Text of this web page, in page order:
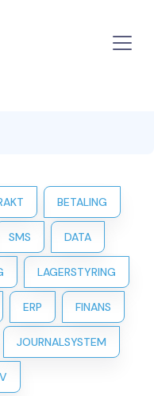
BETALING
SMS DATA
LAGERSTYRING
ERP FINANS
JOURNALSYSTEM